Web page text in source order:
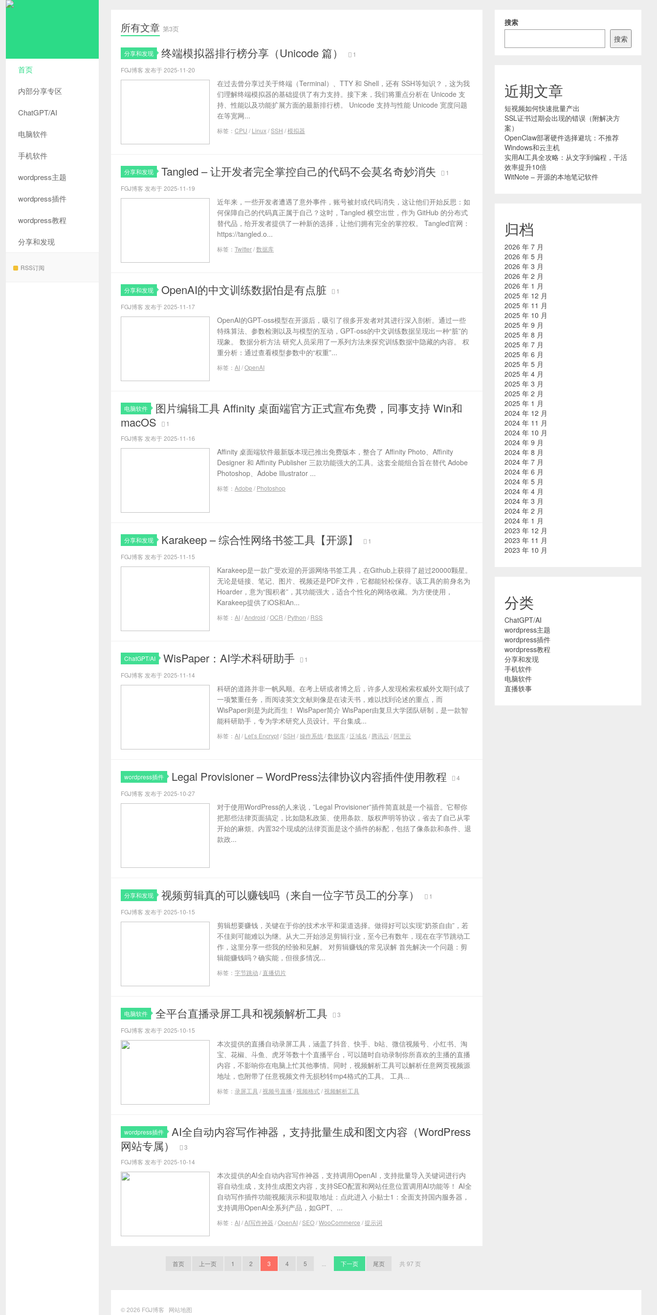
首页
内部分享专区
ChatGPT/AI
电脑软件
手机软件
wordpress主题
wordpress插件
wordpress教程
分享和发现
RSS订阅
所有文章 第3页
分享和发现 终端模拟器排行榜分享（Unicode 篇）
1
FGJ博客 发布于 2025-11-20
在过去曾分享过关于终端（Terminal）、TTY 和 Shell，还有 SSH等知识？，这为我
们理解终端模拟器的基础提供了有力支持。接下来，我们将重点分析在 Unicode 支
持、性能以及功能扩展方面的最新排行榜。 Unicode 支持与性能 Unicode 宽度问题
在等宽网...
标签：CPU / Linux/SSH /模拟器
分享和发现 Tangled – 让开发者完全掌控自己的代码不会莫名奇妙消失
1
FGJ博客 发布于 2025-11-19
近年来，一些开发者遭遇了意外事件，账号被封或代码消失，这让他们开始反思：如
何保障自己的代码真正属于自己？这时，Tangled 横空出世，作为 GitHub 的分布式
替代品，给开发者提供了一种新的选择，让他们拥有完全的掌控权。 Tangled官网：
https://tangled.o...
标签：Twitter/数据库
分享和发现 OpenAI的中文训练数据怕是有点脏
1
FGJ博客 发布于 2025-11-17
OpenAI的GPT-oss模型在开源后，吸引了很多开发者对其进行深入剖析。通过一些
特殊算法、参数检测以及与模型的互动，GPT-oss的中文训练数据呈现出一种“脏”的
现象。 数据分析方法 研究人员采用了一系列方法来探究训练数据中隐藏的内容。 权
重分析：通过查看模型参数中的“权重”...
标签：AI/OpenAI
电脑软件
图片编辑工具 Affinity 桌面端官方正式宣布免费，同事支持 Win和
macOS
1
FGJ博客 发布于 2025-11-16
Affinity 桌面端软件最新版本现已推出免费版本，整合了 Affinity Photo、Affinity
Designer 和 Affinity Publisher 三款功能强大的工具。这套全能组合旨在替代 Adobe
Photoshop、Adobe Illustrator ...
标签：Adobe / Photoshop
分享和发现 Karakeep – 综合性网络书签工具【开源】
1
FGJ博客 发布于 2025-11-15
Karakeep是一款广受欢迎的开源网络书签工具，在Github上获得了超过20000颗星。
无论是链接、笔记、图片、视频还是PDF文件，它都能轻松保存。该工具的前身名为
Hoarder，意为“囤积者”，其功能强大，适合个性化的网络收藏。为方便使用，
Karakeep提供了iOS和An...
标签：AI/Android /OCR / Python / RSS
ChatGPT/AI WisPaper：AI学术科研助手
1
FGJ博客 发布于 2025-11-14
科研的道路并非一帆风顺。在考上研或者博之后，许多人发现检索权威外文期刊成了
一项繁重任务，而阅读英文文献则像是在读天书，难以找到论述的重点，而
WisPaper则是为此而生！ WisPaper简介 WisPaper由复旦大学团队研制，是一款智
能科研助手，专为学术研究人员设计。平台集成...
标签：AI/ Let’s Encrypt/SSH /操作系统 /数据库/泛域名 / 腾讯云 /阿里云
wordpress插件 Legal Provisioner – WordPress法律协议内容插件使用教程
4
FGJ博客 发布于 2025-10-27
对于使用WordPress的人来说，”Legal Provisioner”插件简直就是一个福音。它帮你
把那些法律页面搞定，比如隐私政策、使用条款、版权声明等协议，省去了自己从零
开始的麻烦。内置32个现成的法律页面是这个插件的标配，包括了像条款和条件、退
款政...
分享和发现 视频剪辑真的可以赚钱吗（来自一位字节员工的分享）
1
FGJ博客 发布于 2025-10-15
剪辑想要赚钱，关键在于你的技术水平和渠道选择。做得好可以实现”奶茶自由”，若
不佳则可能难以为继。从大二开始涉足剪辑行业，至今已有数年，现在在字节跳动工
作，这里分享一些我的经验和见解。 对剪辑赚钱的常见误解 首先解决一个问题：剪
辑能赚钱吗？确实能，但很多情况...
标签：字节跳动 /直播切片
电脑软件 全平台直播录屏工具和视频解析工具
3
FGJ博客 发布于 2025-10-15
本次提供的直播自动录屏工具，涵盖了抖音、快手、b站、微信视频号、小红书、淘
宝、花椒、斗鱼、虎牙等数十个直播平台，可以随时自动录制你所喜欢的主播的直播
内容，不影响你在电脑上忙其他事情。同时，视频解析工具可以解析任意网页视频源
地址，也附带了任意视频文件无损秒转mp4格式的工具。 工具...
标签：录屏工具 /视频号直播 /视频格式/视频解析工具
wordpress插件
AI全自动内容写作神器，支持批量生成和图文内容（WordPress
网站专属）
3
FGJ博客 发布于 2025-10-14
本次提供的AI全自动内容写作神器，支持调用OpenAI，支持批量导入关键词进行内
容自动生成，支持生成图文内容，支持SEO配置和网站任意位置调用AI功能等！ AI全
自动写作插件功能视频演示和提取地址：点此进入 小贴士1：全面支持国内服务器，
支持调用OpenAI全系列产品，如GPT、...
标签：AI/AI写作神器 /OpenAI/SEO/WooCommerce /提示词
首页 上一页 1 2 3 4 5 下一页 尾页 共 97 页
搜索
搜索
近期文章
短视频如何快速批量产出
SSL证书过期会出现的错误（附解决方
案）
OpenClaw部署硬件选择避坑：不推荐
Windows和云主机
实用AI工具全攻略：从文字到编程，干活
效率提升10倍
WitNote – 开源的本地笔记软件
归档
2026 年 7 月
2026 年 5 月
2026 年 3 月
2026 年 2 月
2026 年 1 月
2025 年 12 月
2025 年 11 月
2025 年 10 月
2025 年 9 月
2025 年 8 月
2025 年 7 月
2025 年 6 月
2025 年 5 月
2025 年 4 月
2025 年 3 月
2025 年 2 月
2025 年 1 月
2024 年 12 月
2024 年 11 月
2024 年 10 月
2024 年 9 月
2024 年 8 月
2024 年 7 月
2024 年 6 月
2024 年 5 月
2024 年 4 月
2024 年 3 月
2024 年 2 月
2024 年 1 月
2023 年 12 月
2023 年 11 月
2023 年 10 月
分类
ChatGPT/AI
wordpress主题
wordpress插件
wordpress教程
分享和发现
手机软件
电脑软件
直播轶事
© 2026 FGJ博客 网站地图